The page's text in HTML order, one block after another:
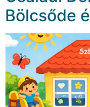
Bölcsőde